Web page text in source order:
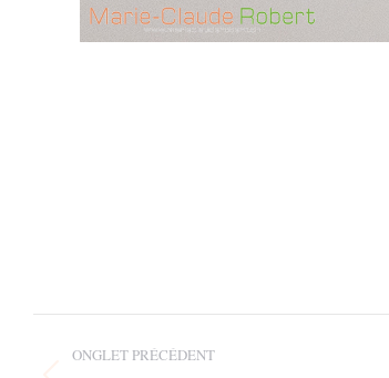
ONGLET PRÉCÉDENT